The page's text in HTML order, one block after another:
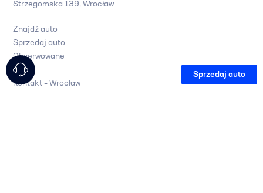
Sprzedaj auto
Strzegomska 139, Wrocław
Znajdź auto
Sprzedaj auto
Obserwowane
O nas
Kontakt – Wrocław